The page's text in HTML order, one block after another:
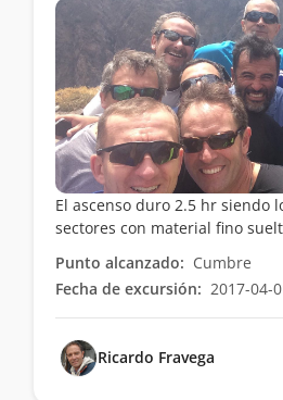
El ascenso duro 2.5 hr siendo
sectores con material fino
Punto alcanzado: Cumbre
Fecha de excursión: 2017-04-
Ricardo Fravega